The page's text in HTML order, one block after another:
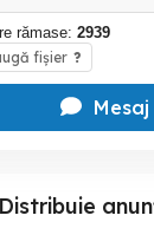
rămase: 2939
fișier ?
Mesaj
Distribuie